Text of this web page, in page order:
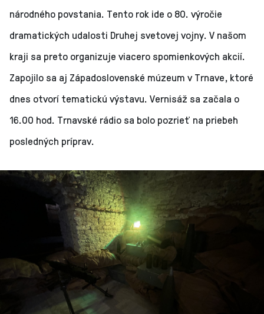
národného povstania. Tento rok ide o 80. výročie
dramatických udalosti Druhej svetovej vojny. V našom
kraji sa preto organizuje viacero spomienkových akcií.
Zapojilo sa aj Západoslovenské múzeum v Trnave, ktoré
dnes otvorí tematickú výstavu. Vernisáž sa začala o
16.00 hod. Trnavské rádio sa bolo pozrieť na priebeh
posledných príprav.